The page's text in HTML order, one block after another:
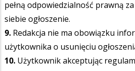
pełną odpowiedzialność prawną
siebie ogłoszenie.
9. Redakcja nie ma obowiązku
użytkownika o usunięciu
10. Użytkownik akceptując